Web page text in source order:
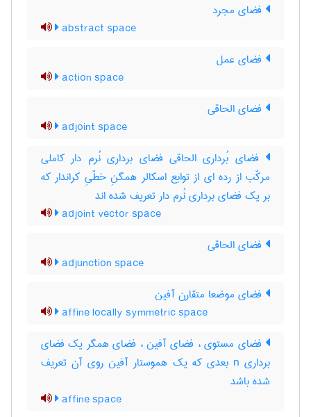
فضای مجرد
abstract space
فضای عمل
action space
فضای الحاقی
adjoint space
فضای بُرداری الحاقی فضای برداری نُرم دار کاملی
مرکّب از رده ای از توابع اسکالر همگنِ خطّیِ کراندار که
بر یک فضای برداری نُرم دار تعریف شده اند
adjoint vector space
فضای الحاقی
adjunction space
فضای موضعا متقارن آفین
affine locally symmetric space
فضای مستوی ، فضای آفین ، فضای همگر یک فضای
برداری n بعدی که یک هموستار آفین روی آن تعریف
شده باشد
affine space